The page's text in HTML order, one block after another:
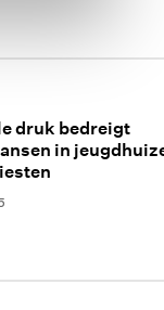
druk bedreigt
in